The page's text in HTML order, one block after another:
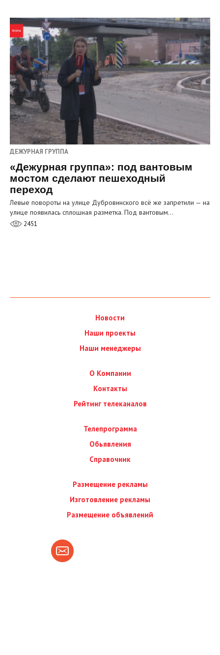
ДЕЖУРНАЯ ГРУППА
«Дежурная группа»: под вантовым
мостом сделают пешеходный
переход
Левые повороты на улице Дубровинского всё же запретили — на
улице появилась сплошная разметка. Под вантовым…
2451
Новости
Наши проекты
Наши менеджеры
О Компании
Контакты
Рейтинг телеканалов
Телепрограмма
Обьявления
Справочник
Размещение рекламы
Изготовление рекламы
Размещение объявлений